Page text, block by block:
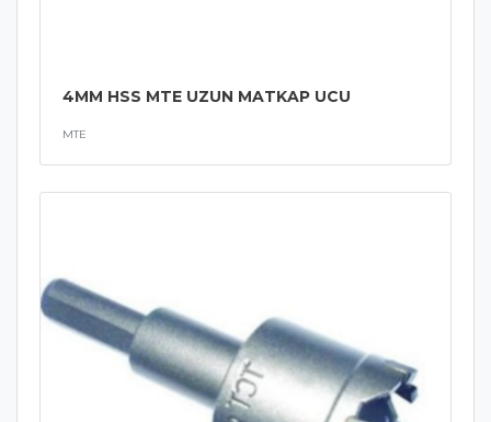
4MM HSS MTE UZUN MATKAP UCU
MTE